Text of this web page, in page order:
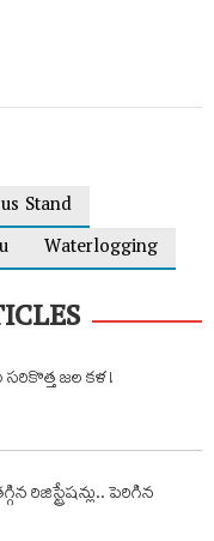
Stand
Waterlogging
సరికొత్త జల కళ !
రిజిస్ట్రేషన్లు.. పెరిగిన